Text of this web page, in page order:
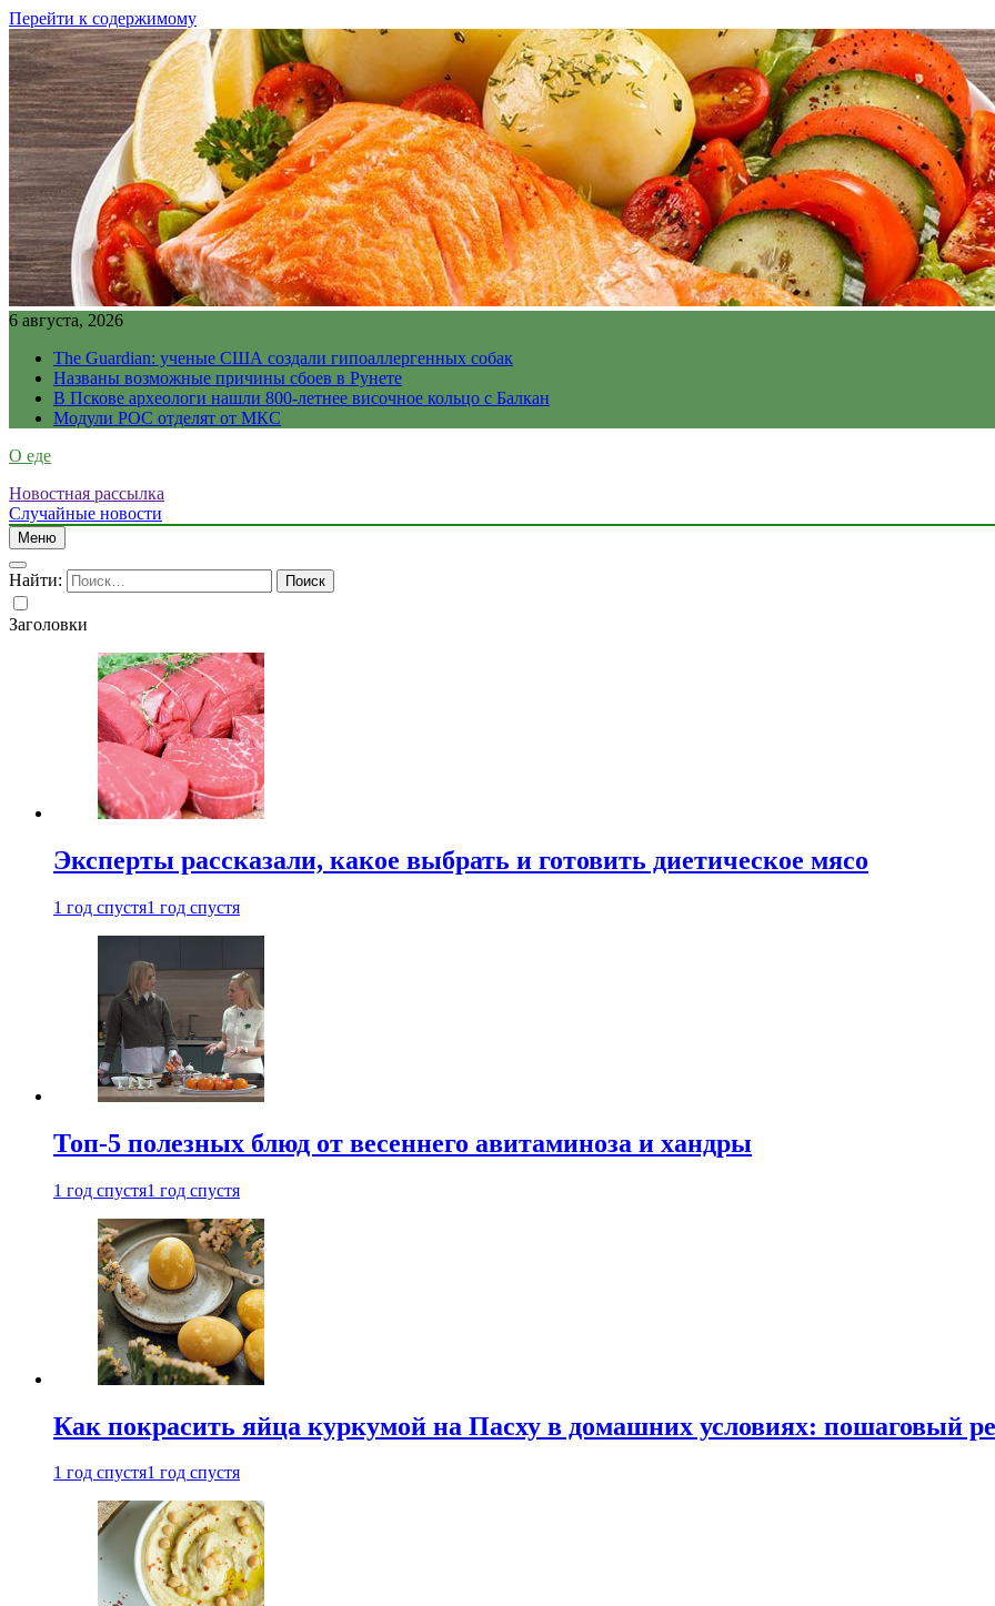
Перейти к содержимому
6 августа, 2026
The Guardian: ученые США создали гипоаллергенных собак
Названы возможные причины сбоев в Рунете
В Пскове археологи нашли 800-летнее височное кольцо с Балкан
Модули РОС отделят от МКС
О еде
Новостная рассылка
Случайные новости
Меню
Найти:
Заголовки
Эксперты рассказали, какое выбрать и готовить диетическое мясо
1 год спустя1 год спустя
Топ-5 полезных блюд от весеннего авитаминоза и хандры
1 год спустя1 год спустя
Как покрасить яйца куркумой на Пасху в домашних условиях: пошаговый
1 год спустя1 год спустя